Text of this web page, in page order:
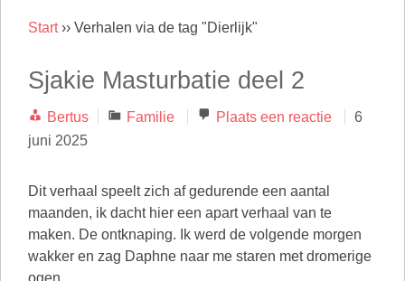
Start›› Verhalen via de tag "Dierlijk"
Sjakie Masturbatie deel 2
Bertus Categorieën
Familie Plaats een reactie
6
juni 2025
Dit verhaal speelt zich af gedurende een aantal
maanden, ik dacht hier een apart verhaal van te
maken. De ontknaping. Ik werd de volgende morgen
wakker en zag Daphne naar me staren met dromerige
ogen. …